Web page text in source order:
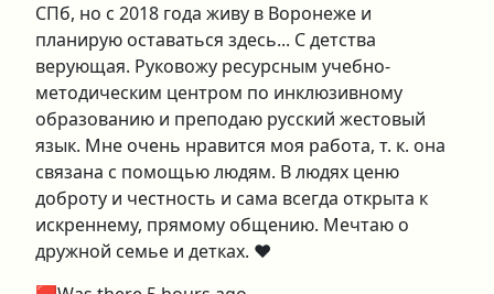
СПб, но с 2018 года живу в Воронеже и
планирую оставаться здесь... С детства
верующая. Руковожу ресурсным учебно-
методическим центром по инклюзивному
образованию и преподаю русский жестовый
язык. Мне очень нравится моя работа, т. к. она
связана с помощью людям. В людях ценю
доброту и честность и сама всегда открыта к
искреннему, прямому общению. Мечтаю о
дружной семье и детках. ❤️